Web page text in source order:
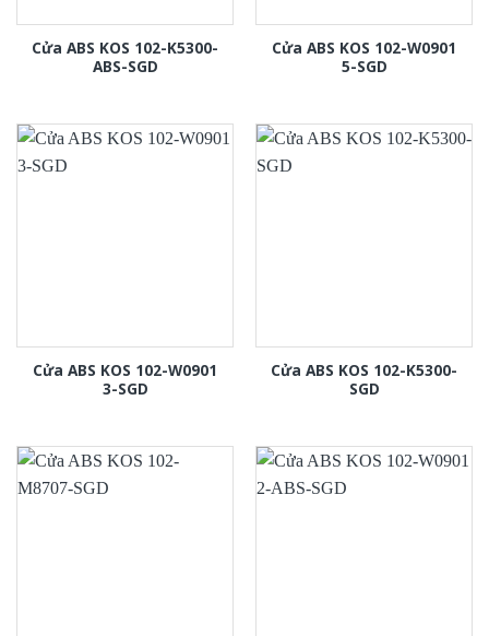
Cửa ABS KOS 102-K5300-
ABS-SGD
Cửa ABS KOS 102-W0901
5-SGD
Cửa ABS KOS 102-W0901
3-SGD
Cửa ABS KOS 102-K5300-
SGD